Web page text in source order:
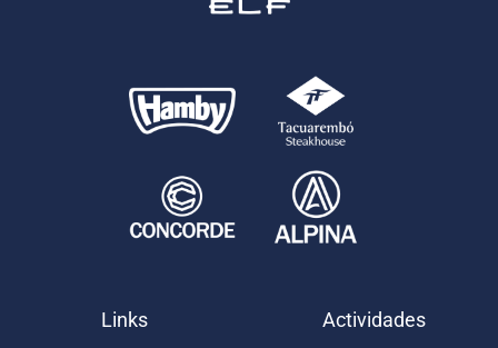
Links Actividades